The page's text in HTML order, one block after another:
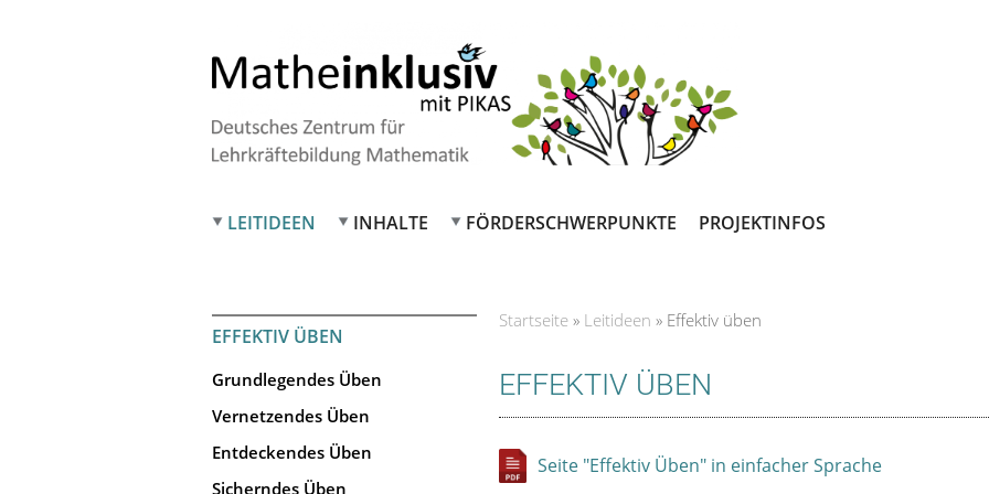
LEITIDEEN INHALTE FÖRDERSCHWERPUNKTE PROJEKTINFOS
EFFEKTIV ÜBEN
Grundlegendes Üben
Vernetzendes Üben
Entdeckendes Üben
Sicherndes Üben
Startseite » Leitideen » Effektiv üben
EFFEKTIV ÜBEN
Seite "Effektiv Üben" in einfacher Sprache